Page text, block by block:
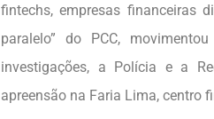
fintechs, empresas financeiras
paralelo” do PCC,
investigações, a Polícia e a
apreensão na Faria Lima, centro